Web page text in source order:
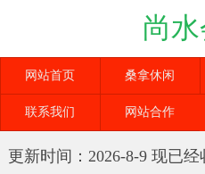
尚
网站首页 桑拿休闲
联系我们 网站合作
更新时间：2026-8-9 现已